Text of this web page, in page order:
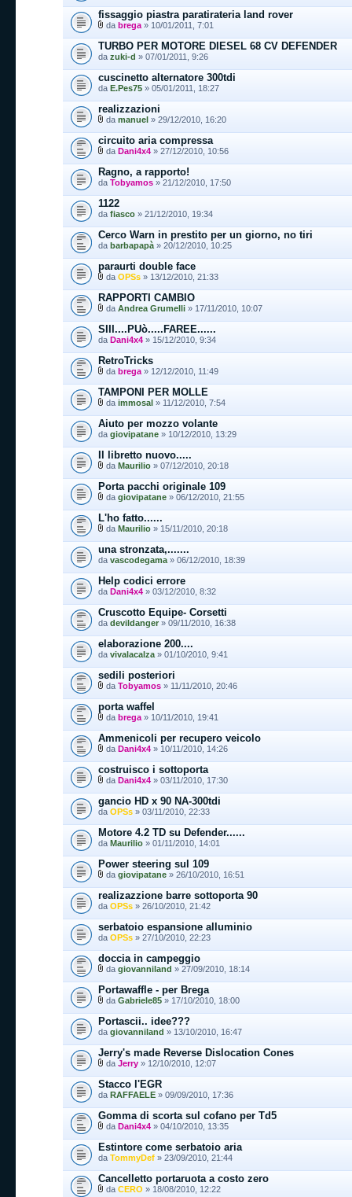
fissaggio piastra paratirateria land rover
da brega » 10/01/2011, 7:01
TURBO PER MOTORE DIESEL 68 CV DEFENDER
da zuki-d » 07/01/2011, 9:26
cuscinetto alternatore 300tdi
da E.Pes75 » 05/01/2011, 18:27
realizzazioni
da manuel » 29/12/2010, 16:20
circuito aria compressa
da Dani4x4 » 27/12/2010, 10:56
Ragno, a rapporto!
da Tobyamos » 21/12/2010, 17:50
1122
da fiasco » 21/12/2010, 19:34
Cerco Warn in prestito per un giorno, no tiri
da barbapapà » 20/12/2010, 10:25
paraurti double face
da OPSs » 13/12/2010, 21:33
RAPPORTI CAMBIO
da Andrea Grumelli » 17/11/2010, 10:07
SIII....PUò.....FAREE......
da Dani4x4 » 15/12/2010, 9:34
RetroTricks
da brega » 12/12/2010, 11:49
TAMPONI PER MOLLE
da immosal » 11/12/2010, 7:54
Aiuto per mozzo volante
da giovipatane » 10/12/2010, 13:29
Il libretto nuovo.....
da Maurilio » 07/12/2010, 20:18
Porta pacchi originale 109
da giovipatane » 06/12/2010, 21:55
L'ho fatto......
da Maurilio » 15/11/2010, 20:18
una stronzata,.......
da vascodegama » 06/12/2010, 18:39
Help codici errore
da Dani4x4 » 03/12/2010, 8:32
Cruscotto Equipe- Corsetti
da devildanger » 09/11/2010, 16:38
elaborazione 200....
da vivalacalza » 01/10/2010, 9:41
sedili posteriori
da Tobyamos » 11/11/2010, 20:46
porta waffel
da brega » 10/11/2010, 19:41
Ammenicoli per recupero veicolo
da Dani4x4 » 10/11/2010, 14:26
costruisco i sottoporta
da Dani4x4 » 03/11/2010, 17:30
gancio HD x 90 NA-300tdi
da OPSs » 03/11/2010, 22:33
Motore 4.2 TD su Defender......
da Maurilio » 01/11/2010, 14:01
Power steering sul 109
da giovipatane » 26/10/2010, 16:51
realizazzione barre sottoporta 90
da OPSs » 26/10/2010, 21:42
serbatoio espansione alluminio
da OPSs » 27/10/2010, 22:23
doccia in campeggio
da giovanniland » 27/09/2010, 18:14
Portawaffle - per Brega
da Gabriele85 » 17/10/2010, 18:00
Portascii.. idee???
da giovanniland » 13/10/2010, 16:47
Jerry's made Reverse Dislocation Cones
da Jerry » 12/10/2010, 12:07
Stacco l'EGR
da RAFFAELE » 09/09/2010, 17:36
Gomma di scorta sul cofano per Td5
da Dani4x4 » 04/10/2010, 13:35
Estintore come serbatoio aria
da TommyDef » 23/09/2010, 21:44
Cancelletto portaruota a costo zero
da CERO » 18/08/2010, 12:22